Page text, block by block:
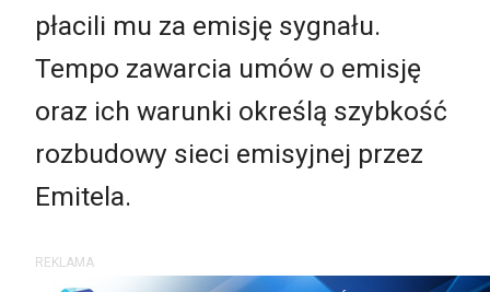
płacili mu za emisję sygnału.
Tempo zawarcia umów o emisję
oraz ich warunki określą szybkość
rozbudowy sieci emisyjnej przez
Emitela.
REKLAMA